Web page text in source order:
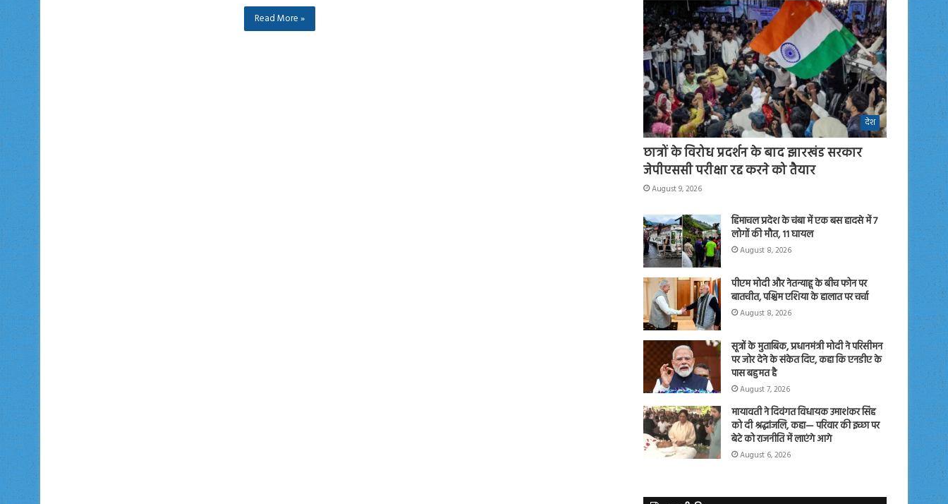
Read More »
देश
छात्रों के विरोध प्रदर्शन के बाद झारखंड सरकार
जेपीएससी परीक्षा रद्द करने को तैयार
August 9, 2026
हिमाचल प्रदेश के चंबा में एक बस हादसे में 7
लोगों की मौत, 11 घायल
August 8, 2026
पीएम मोदी और नेतन्याहू के बीच फोन पर
बातचीत, पश्चिम एशिया के हालात पर चर्चा
August 8, 2026
सूत्रों के मुताबिक, प्रधानमंत्री मोदी ने परिसीमन
पर जोर देने के संकेत दिए, कहा कि एनडीए के
पास बहुमत है
August 7, 2026
मायावती ने दिवंगत विधायक उमाशंकर सिंह
को दी श्रद्धांजलि, कहा— परिवार की इच्छा पर
बेटे को राजनीति में लाएंगे आगे
August 6, 2026